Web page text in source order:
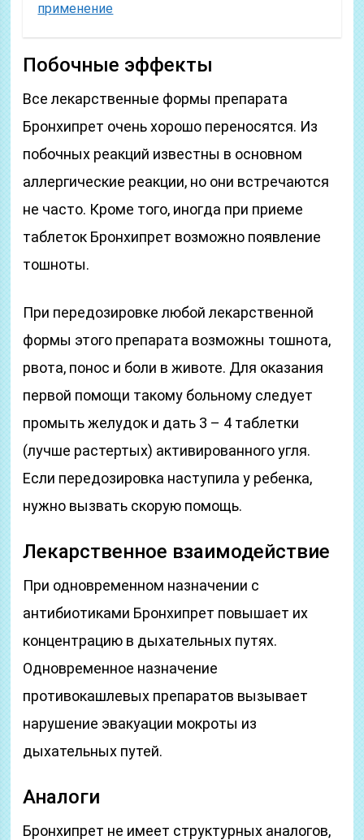
применение
Побочные эффекты
Все лекарственные формы препарата
Бронхипрет очень хорошо переносятся. Из
побочных реакций известны в основном
аллергические реакции, но они встречаются
не часто. Кроме того, иногда при приеме
таблеток Бронхипрет возможно появление
тошноты.
При передозировке любой лекарственной
формы этого препарата возможны тошнота,
рвота, понос и боли в животе. Для оказания
первой помощи такому больному следует
промыть желудок и дать 3 – 4 таблетки
(лучше растертых) активированного угля.
Если передозировка наступила у ребенка,
нужно вызвать скорую помощь.
Лекарственное взаимодействие
При одновременном назначении с
антибиотиками Бронхипрет повышает их
концентрацию в дыхательных путях.
Одновременное назначение
противокашлевых препаратов вызывает
нарушение эвакуации мокроты из
дыхательных путей.
Аналоги
Бронхипрет не имеет структурных аналогов,